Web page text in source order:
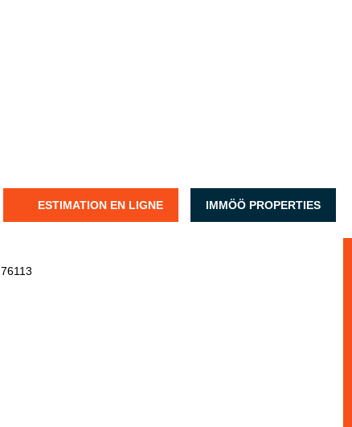
ESTIMATION EN LIGNE IMMÖÖ PROPERTIES